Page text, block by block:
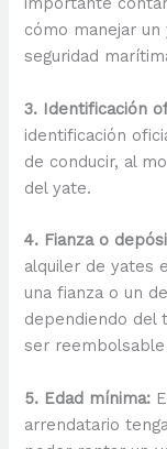
cómo manejar
seguridad
3. Identificación
identificación
de conducir, al
del yate.
4. Fianza o
alquiler de yates
una fianza o un
dependiendo del
ser
5. Edad mínima:
arrendatario